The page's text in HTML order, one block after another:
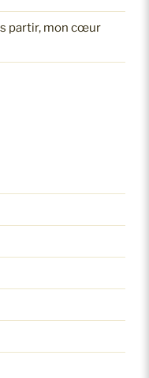
partir, mon cœur